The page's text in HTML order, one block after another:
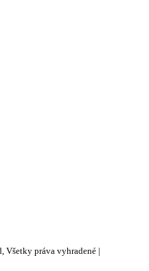
Všetky práva vyhradené |